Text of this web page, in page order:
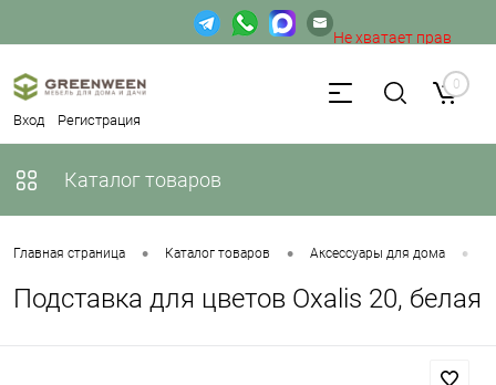
Вход Регистрация
Не хватает прав
доступа к веб-форме. 0
Каталог товаров
Главная страница • Каталог товаров • Аксессуары для дома •
Подставка для цветов Oxalis 20, белая